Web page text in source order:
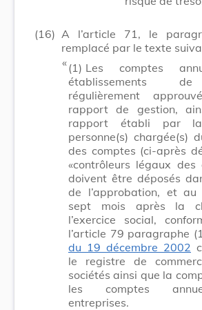
(16) A l’article 71, le
remplacé par le texte
​ «(1) Les comptes
établissements
régulièrement
rapport de gestion,
rapport établi par
personne(s) chargée(s)
des comptes (ci-après
«contrôleurs légaux des
doivent être déposés
de l’approbation, et
sept mois après la
l’exercice social,
l’article 79 paragraphe
du 19 décembre 2002
le registre de
sociétés ainsi que la
les comptes
entreprises.